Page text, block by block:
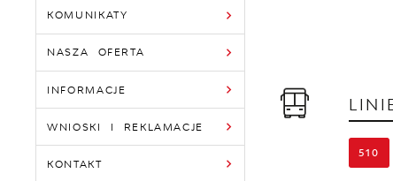
KOMUNIKATY
NASZA OFERTA
INFORMACJE
WNIOSKI I REKLAMACJE
KONTAKT
510